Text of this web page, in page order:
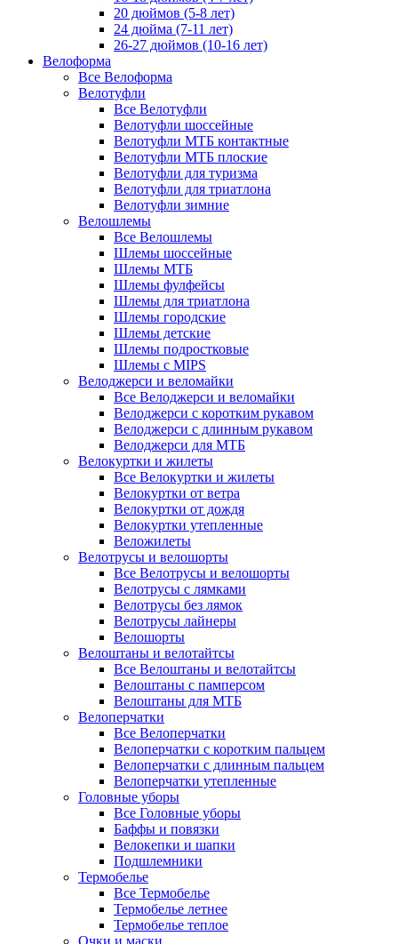
20 дюймов (5-8 лет)
24 дюйма (7-11 лет)
26-27 дюймов (10-16 лет)
Велоформа
Все Велоформа
Велотуфли
Все Велотуфли
Велотуфли шоссейные
Велотуфли МТБ контактные
Велотуфли МТБ плоские
Велотуфли для туризма
Велотуфли для триатлона
Велотуфли зимние
Велошлемы
Все Велошлемы
Шлемы шоссейные
Шлемы МТБ
Шлемы фулфейсы
Шлемы для триатлона
Шлемы городские
Шлемы детские
Шлемы подростковые
Шлемы с MIPS
Велоджерси и веломайки
Все Велоджерси и веломайки
Велоджерси с коротким рукавом
Велоджерси с длинным рукавом
Велоджерси для МТБ
Велокуртки и жилеты
Все Велокуртки и жилеты
Велокуртки от ветра
Велокуртки от дождя
Велокуртки утепленные
Веложилеты
Велотрусы и велошорты
Все Велотрусы и велошорты
Велотрусы с лямками
Велотрусы без лямок
Велотрусы лайнеры
Велошорты
Велоштаны и велотайтсы
Все Велоштаны и велотайтсы
Велоштаны с памперсом
Велоштаны для МТБ
Велоперчатки
Все Велоперчатки
Велоперчатки с коротким пальцем
Велоперчатки с длинным пальцем
Велоперчатки утепленные
Головные уборы
Все Головные уборы
Баффы и повязки
Велокепки и шапки
Подшлемники
Термобелье
Все Термобелье
Термобелье летнее
Термобелье теплое
Очки и маски